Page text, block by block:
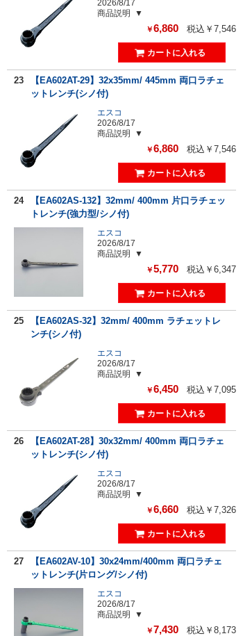
2026/8/17
商品説明
￥6,860 税込￥7,546
23
【EA602AT-29】32x35mm/ 445mm 両口ラチェ
ットレンチ(シノ付)
エスコ
2026/8/17
商品説明
￥6,860 税込￥7,546
24
【EA602AS-132】32mm/ 400mm 片口ラチェッ
トレンチ(強力型/シノ付)
エスコ
2026/8/17
商品説明
￥5,770 税込￥6,347
25
【EA602AS-32】32mm/ 400mm ラチェットレ
ンチ(シノ付)
エスコ
2026/8/17
商品説明
￥6,450 税込￥7,095
26
【EA602AT-28】30x32mm/ 400mm 両口ラチェ
ットレンチ(シノ付)
エスコ
2026/8/17
商品説明
￥6,660 税込￥7,326
27
【EA602AV-10】30x24mm/400mm 両口ラチェ
ットレンチ(片ロング/シノ付)
エスコ
2026/8/17
商品説明
￥7,430 税込￥8,173